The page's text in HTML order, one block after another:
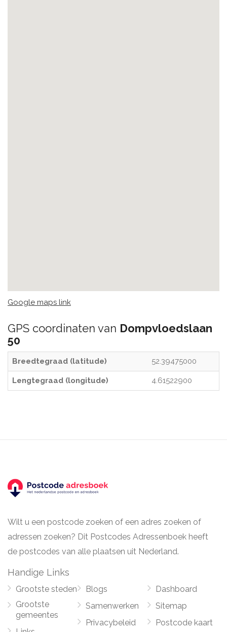
Google maps link
GPS coordinaten van Dompvloedslaan
50
Breedtegraad (latitude) 52.39475000
Lengtegraad (longitude) 4.61522900
Wilt u een postcode zoeken of een adres zoeken of
adressen zoeken? Dit Postcodes Adressenboek heeft
de postcodes van alle plaatsen uit Nederland.
Handige Links
Grootste steden
Grootste
gemeentes
Blogs
Samenwerken
Privacybeleid
Dashboard
Sitemap
Postcode kaart